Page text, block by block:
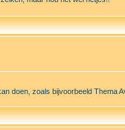
doen, zoals bijvoorbeeld Thema